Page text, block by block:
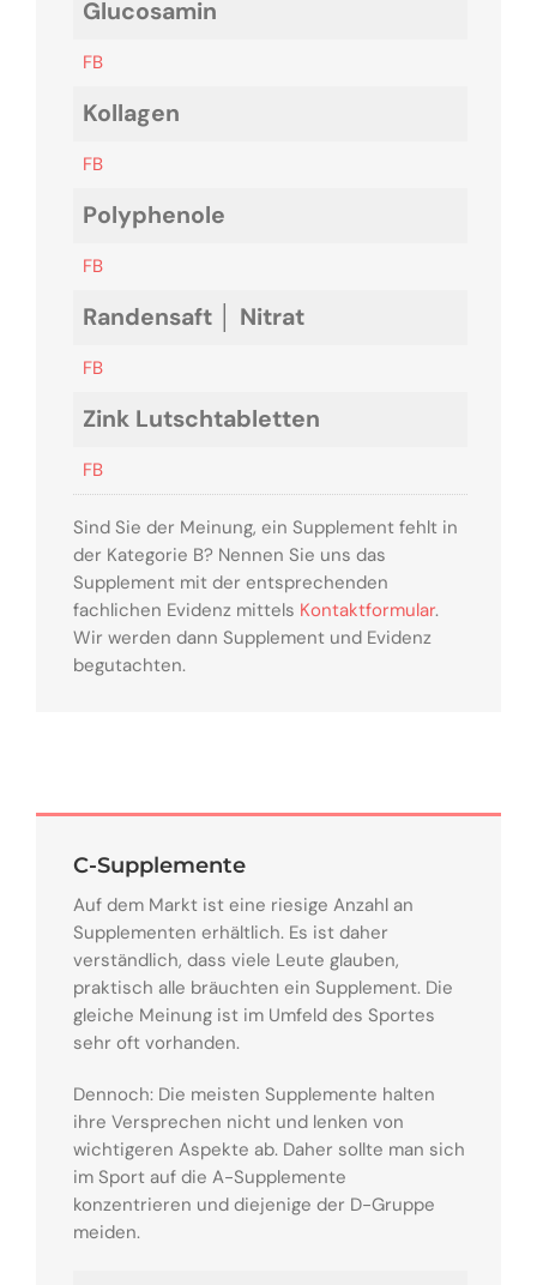
Glucosamin
FB
Kollagen
FB
Polyphenole
FB
Randensaft │ Nitrat
FB
Zink Lutschtabletten
FB
Sind Sie der Meinung, ein Supplement fehlt in
der Kategorie B? Nennen Sie uns das
Supplement mit der entsprechenden
fachlichen Evidenz mittels Kontaktformular.
Wir werden dann Supplement und Evidenz
begutachten.
C-Supplemente
Auf dem Markt ist eine riesige Anzahl an
Supplementen erhältlich. Es ist daher
verständlich, dass viele Leute glauben,
praktisch alle bräuchten ein Supplement. Die
gleiche Meinung ist im Umfeld des Sportes
sehr oft vorhanden.
Dennoch: Die meisten Supplemente halten
ihre Versprechen nicht und lenken von
wichtigeren Aspekte ab. Daher sollte man sich
im Sport auf die A-Supplemente
konzentrieren und diejenige der D-Gruppe
meiden.